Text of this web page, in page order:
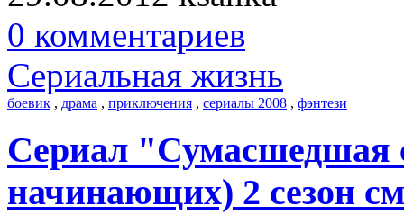
0 комментариев
Сериальная жизнь
боевик , драма , приключения , сериалы 2008 , фэнтези
Сериал "Сумасшедшая
начинающих) 2 сезон